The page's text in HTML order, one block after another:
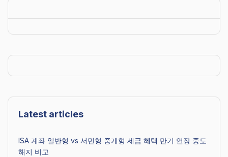
Latest articles
ISA 계좌 일반형 vs 서민형 중개형 세금 혜택 만기 연장 중도
해지 비교